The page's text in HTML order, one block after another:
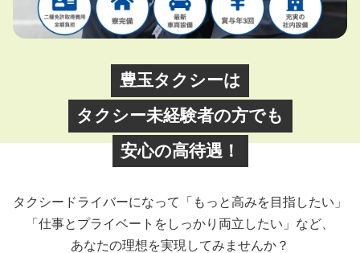
豊玉タクシーは
タクシー未経験者の方でも
安心の高待遇！
タクシードライバーになって「もっと高みを目指したい」
「仕事とプライベートをしっかり両立したい」など、
あなたの理想を実現してみませんか？